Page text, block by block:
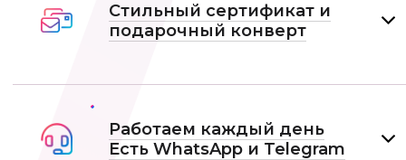
Стильный сертификат и
подарочный конверт
Работаем каждый день
Есть WhatsApp и Telеgram